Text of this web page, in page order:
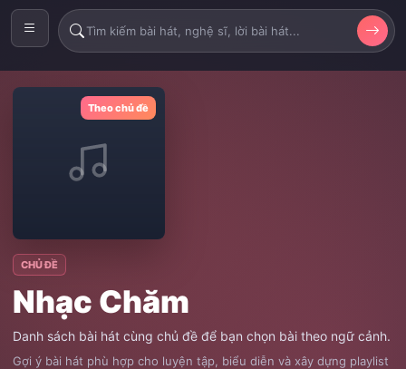
Theo chủ đề
CHỦ ĐỀ
Nhạc Chăm
Danh sách bài hát cùng chủ đề để bạn chọn bài theo ngữ cảnh.
Gợi ý bài hát phù hợp cho luyện tập, biểu diễn và xây dựng playlist